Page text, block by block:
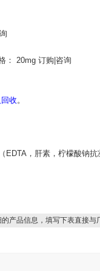
： 20mg 订购|咨询
收。
，肝素，柠檬酸钠抗
产品信息，填写下表直接与